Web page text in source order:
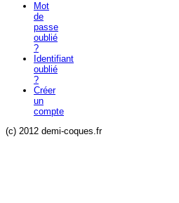
Mot
de
passe
oublié
?
Identifiant
oublié
?
Créer
un
compte
(c) 2012 demi-coques.fr